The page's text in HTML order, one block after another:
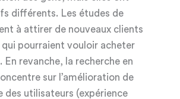
différents. Les études de
à attirer de nouveaux clients
qui pourraient vouloir acheter
En revanche, la recherche en
sur l’amélioration de
des utilisateurs (expérience